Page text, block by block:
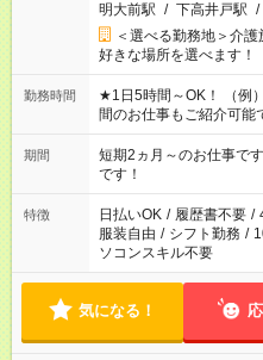
明大前駅 / 下高井戸駅 /
＜選べる勤務地＞介
好きな場所を選べます！
勤務時間
★1日5時間～OK！ （例
間のお仕事もご紹介可能
庭の都合でお休みが必要
週最低15時間以上の勤務
期間
短期2ヵ月～のお仕事で
です！
特徴 日払いOK / 履歴書不要 /
服装自由 / シフト勤務 /
ソコンスキル不要
気になる！